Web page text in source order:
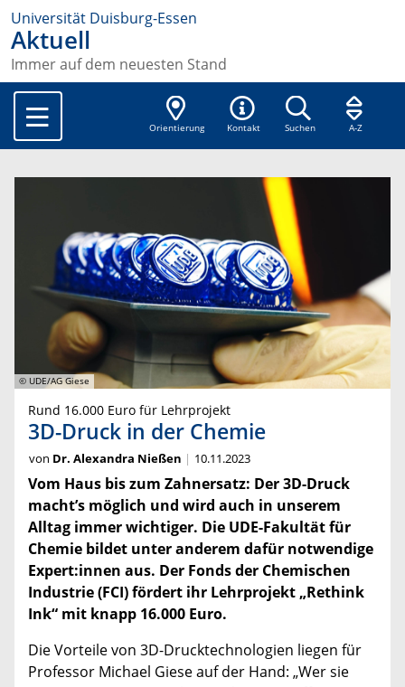
Universität Duisburg-Essen
Aktuell
Immer auf dem neuesten Stand
Orientierung Kontakt Suchen A-Z
© UDE/AG Giese
Rund 16.000 Euro für Lehrprojekt
3D-Druck in der Chemie
von Dr. Alexandra Nießen 10.11.2023
Vom Haus bis zum Zahnersatz: Der 3D-Druck
macht’s möglich und wird auch in unserem
Alltag immer wichtiger. Die UDE-Fakultät für
Chemie bildet unter anderem dafür notwendige
Expert:innen aus. Der Fonds der Chemischen
Industrie (FCI) fördert ihr Lehrprojekt „Rethink
Ink“ mit knapp 16.000 Euro.
Die Vorteile von 3D-Drucktechnologien liegen für
Professor Michael Giese auf der Hand: „Wer sie